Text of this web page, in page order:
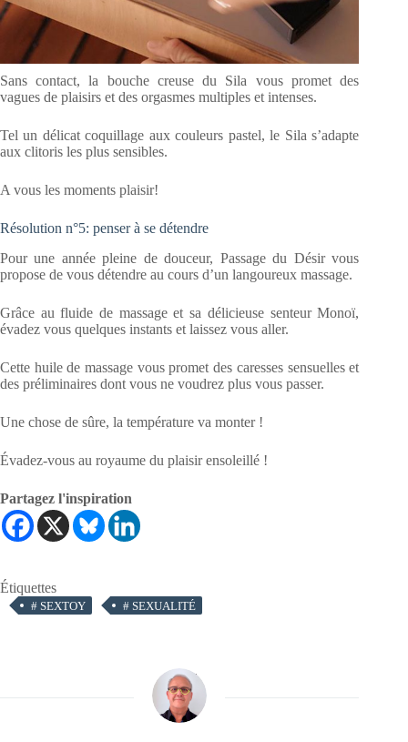
Sans contact, la bouche creuse du Sila vous promet des
vagues de plaisirs et des orgasmes multiples et intenses.
Tel un délicat coquillage aux couleurs pastel, le Sila s’adapte
aux clitoris les plus sensibles.
A vous les moments plaisir!
Résolution n°5: penser à se détendre
Pour une année pleine de douceur, Passage du Désir vous
propose de vous détendre au cours d’un langoureux massage.
Grâce au fluide de massage et sa délicieuse senteur Monoï,
évadez vous quelques instants et laissez vous aller.
Cette huile de massage vous promet des caresses sensuelles et
des préliminaires dont vous ne voudrez plus vous passer.
Une chose de sûre, la température va monter !
Évadez-vous au royaume du plaisir ensoleillé !
Partagez l'inspiration
Étiquettes
# SEXTOY # SEXUALITÉ